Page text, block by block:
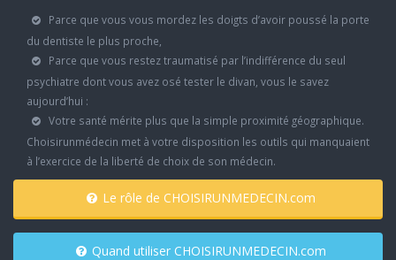
Parce que vous vous mordez les doigts d’avoir poussé la porte
du dentiste le plus proche,
Parce que vous restez traumatisé par l’indifférence du seul
psychiatre dont vous avez osé tester le divan, vous le savez
aujourd’hui :
Votre santé mérite plus que la simple proximité géographique.
Choisirunmédecin met à votre disposition les outils qui manquaient
à l’exercice de la liberté de choix de son médecin.
Le rôle de CHOISIRUNMEDECIN.com
Quand utiliser CHOISIRUNMEDECIN.com